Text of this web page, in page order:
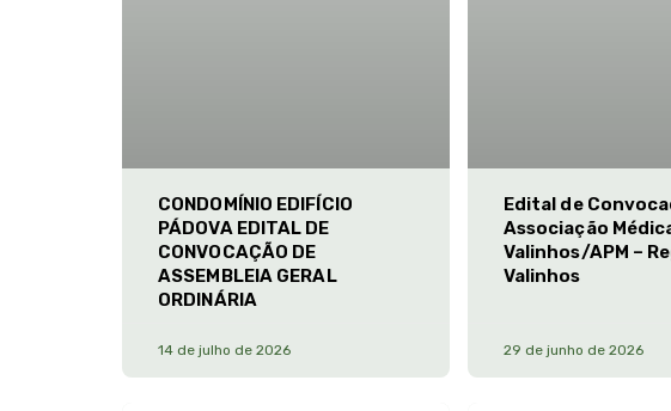
CONDOMÍNIO EDIFÍCIO
PÁDOVA EDITAL DE
CONVOCAÇÃO DE
ASSEMBLEIA GERAL
ORDINÁRIA
14 de julho de 2026
Edital de
Associação
Valinhos/APM –
Valinhos
29 de junho de 2026